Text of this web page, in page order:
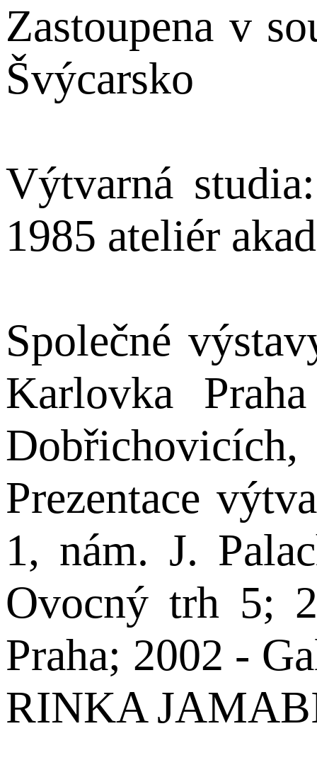
Zastoupena v
Švýcarsko
Výtvarná
1985 ateliér
Společné
Karlovka
Prezentace
1, nám. J.
Ovocný trh 5;
Praha; 2002 -
RINKA